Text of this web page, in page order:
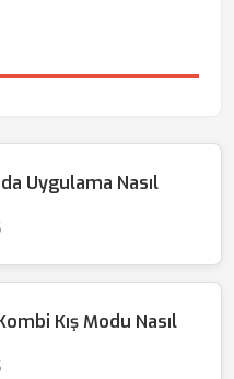
Uygulama Nasıl
Kış Modu Nasıl